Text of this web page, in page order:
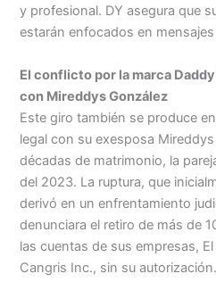
y profesional. DY asegura que
estarán enfocados en
El conflicto por la marca
con Mireddys González
Este giro también se produce
legal con su exesposa
décadas de matrimonio, la
del 2023. La ruptura, que
derivó en un enfrentamiento
denunciara el retiro de más de
las cuentas de sus empresas,
Cangris Inc., sin su autorización.